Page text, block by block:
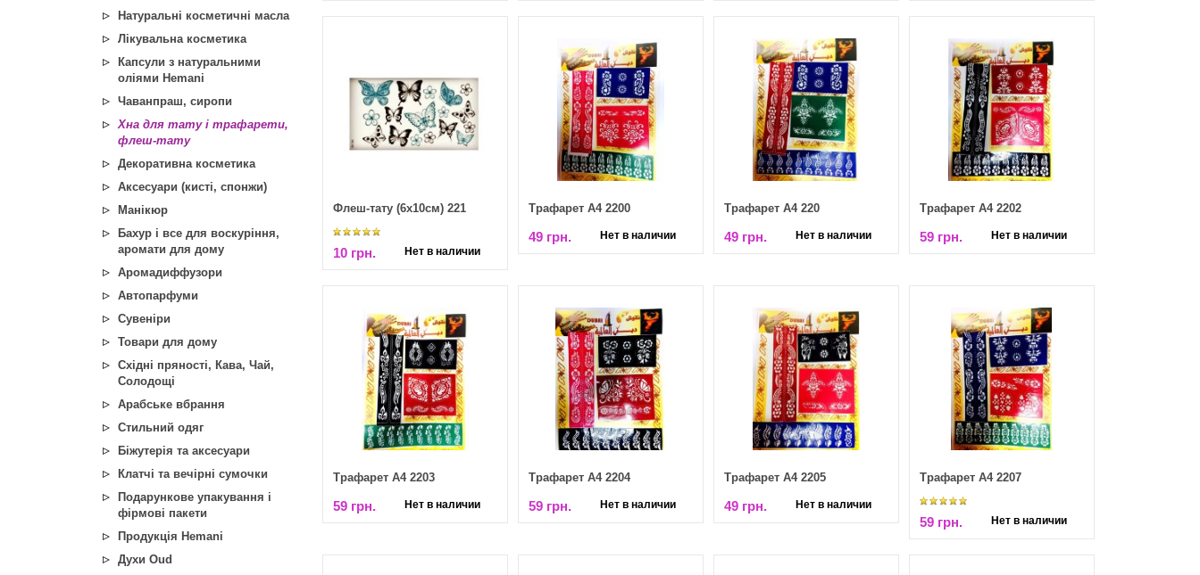
Натуральні косметичні масла
Лікувальна косметика
Капсули з натуральними
оліями Hemani
Чаванпраш, сиропи
Хна для тату і трафарети,
флеш-тату
Декоративна косметика
Аксесуари (кисті, спонжи)
Манікюр
Бахур і все для воскуріння,
аромати для дому
Аромадиффузори
Автопарфуми
Сувеніри
Товари для дому
Східні пряності, Кава, Чай,
Солодощі
Арабське вбрання
Стильний одяг
Біжутерія та аксесуари
Клатчі та вечірні сумочки
Подарункове упакування і
фірмові пакети
Продукція Hemani
Духи Oud
Флеш-тату (6х10см) 221
10 грн. Нет в наличии
Трафарет А4 2200
49 грн. Нет в наличии
Трафарет А4 220
49 грн. Нет в наличии
Трафарет А4 2202
59 грн. Нет в наличии
Трафарет А4 2203
59 грн. Нет в наличии
Трафарет А4 2204
59 грн. Нет в наличии
Трафарет А4 2205
49 грн. Нет в наличии
Трафарет А4 2207
59 грн. Нет в наличии